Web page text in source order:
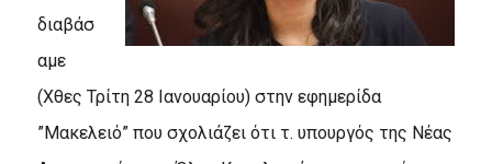
διαβάσ
αμε
(Χθες Τρίτη 28 Ιανουαρίου) στην εφημερίδα
”Μακελειό” που σχολιάζει ότι τ. υπουργός της Νέας